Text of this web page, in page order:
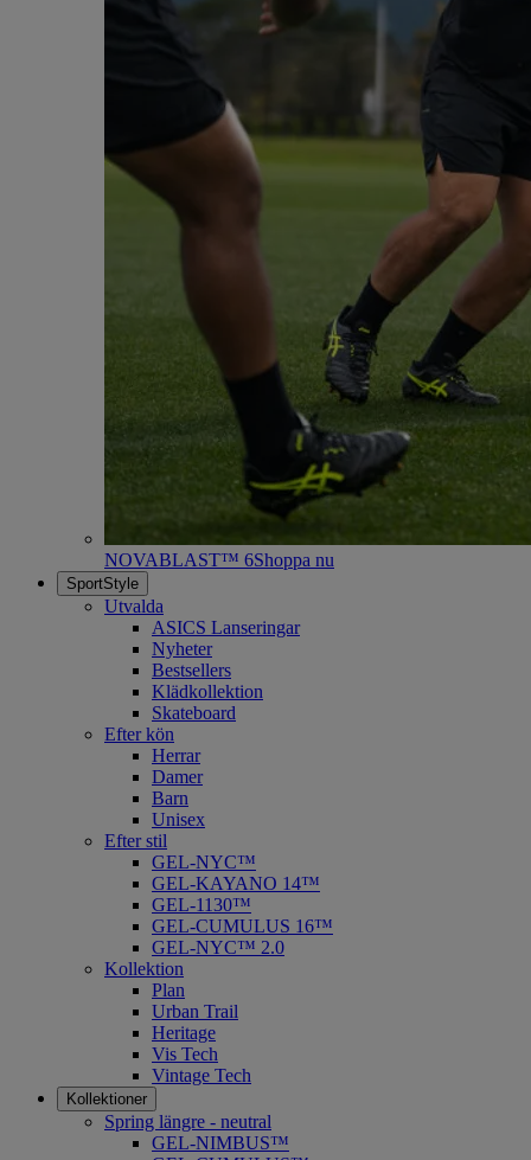
NOVABLAST™ 6Shoppa nu
SportStyle
Utvalda
ASICS Lanseringar
Nyheter
Bestsellers
Klädkollektion
Skateboard
Efter kön
Herrar
Damer
Barn
Unisex
Efter stil
GEL-NYC™
GEL-KAYANO 14™
GEL-1130™
GEL-CUMULUS 16™
GEL-NYC™ 2.0
Kollektion
Plan
Urban Trail
Heritage
Vis Tech
Vintage Tech
Kollektioner
Spring längre - neutral
​GEL-NIMBUS™